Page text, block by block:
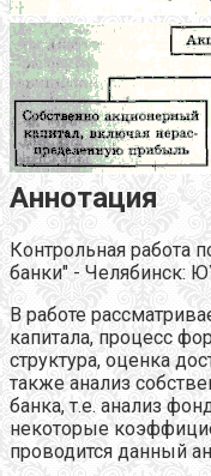
Аннотация
Контрольная работа
банки" - Челябинск:
В работе
капитала, процесс
структура, оценка
также анализ
банка, т.е. анализ
некоторые
проводится данный